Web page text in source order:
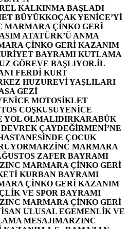
KALKINMA BAŞLADI
BÜYÜKKOÇAK YENİCE’Yİ
MARMARA ÇİNKO GERİ
ATATÜRK’Ü ANMA
ÇİNKO GERİ KAZANIM
BAYRAMI KUTLAMA
GÖREVE BAŞLIYOR.İL
FERDİ KURT
HUZUREVİ YAŞLILARI
GEZİ
MOTOSİKLET
COŞKUSUYENİCE
YOL OLMALIDIRKARABÜK
ÇAYDEĞİRMENİ’NE
ÇOCUK
MARZİNC MARMARA
ZAFER BAYRAMI
MARMARA ÇİNKO GERİ
KURBAN BAYRAMI
ÇİNKO GERİ KAZANIM
VE SPOR BAYRAMI
MARMARA ÇİNKO GERİ
ULUSAL EGEMENLİK VE
MESAJIMARZINC